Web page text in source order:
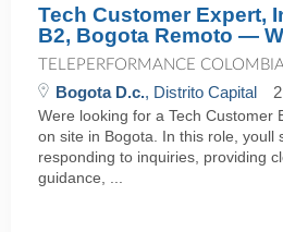
Tech Customer Expert,
B2, Bogota Remoto —
TELEPERFORMANCE
Bogota D.c., Distrito Capital
Were looking for a Tech Customer
on site in Bogota. In this role, youll
responding to inquiries, providing
guidance, ...